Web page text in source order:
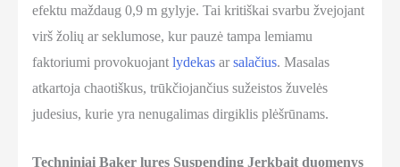
efektu maždaug 0,9 m gylyje. Tai kritiškai svarbu žvejojant
virš žolių ar seklumose, kur pauzė tampa lemiamu
faktoriumi provokuojant lydekas ar salačius. Masalas
atkartoja chaotiškus, trūkčiojančius sužeistos žuvelės
judesius, kurie yra nenugalimas dirgiklis plėšrūnams.
Techniniai Baker lures Suspending Jerkbait duomenys